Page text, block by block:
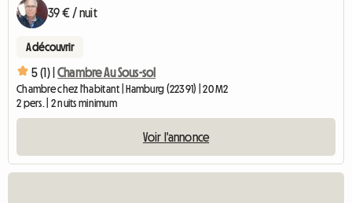
39 € / nuit
A découvrir
5 (1) | Chambre Au Sous-sol
Chambre chez l'habitant | Hamburg (22391) | 20 M2
2 pers. | 2 nuits minimum
Voir l'annonce